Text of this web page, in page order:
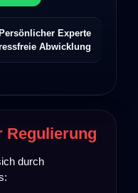
Experte
Abwicklung
Regulierung
durch